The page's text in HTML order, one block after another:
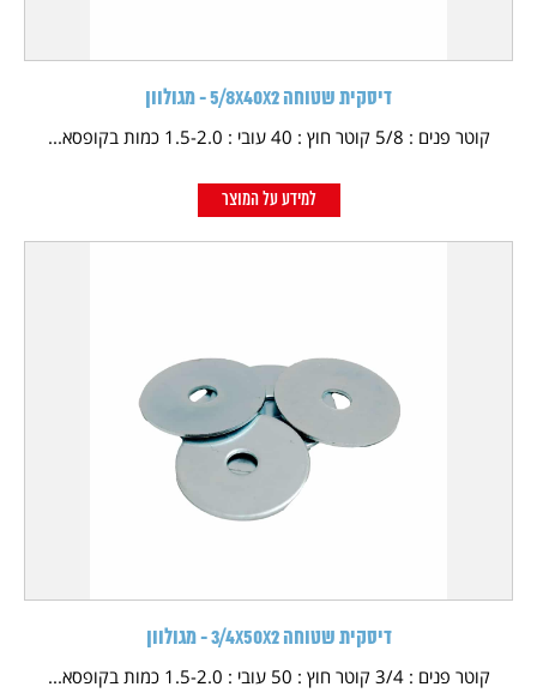
דיסקית שטוחה 5/8X40X2 - מגולוון
קוטר פנים : 5/8 קוטר חוץ : 40 עובי : 1.5-2.0 כמות בקופסא...
למידע על המוצר
דיסקית שטוחה 3/4X50X2 - מגולוון
קוטר פנים : 3/4 קוטר חוץ : 50 עובי : 1.5-2.0 כמות בקופסא...